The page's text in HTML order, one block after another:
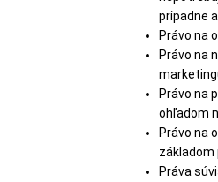
prípadne
Právo na
Právo na
Právo na
ohľadom
Právo na
základom
Práva